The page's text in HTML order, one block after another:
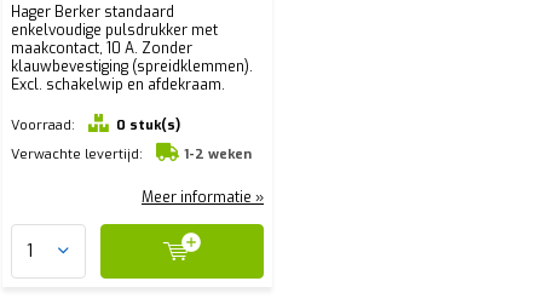
Hager Berker standaard
enkelvoudige pulsdrukker met
maakcontact, 10 A. Zonder
klauwbevestiging (spreidklemmen).
Excl. schakelwip en afdekraam.
Voorraad:
0 stuk(s)
Verwachte levertijd:
1-2 weken
Meer informatie »